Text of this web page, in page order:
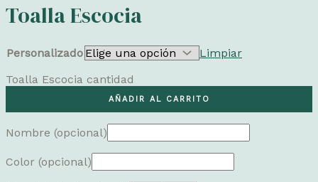
Toalla Escocia
Personalizado
Limpiar
Toalla Escocia cantidad
AÑADIR AL CARRITO
Nombre (opcional)
Color (opcional)